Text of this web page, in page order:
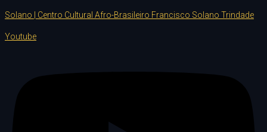
Solano | Centro Cultural Afro-Brasileiro Francisco Solano Trindade
Youtube